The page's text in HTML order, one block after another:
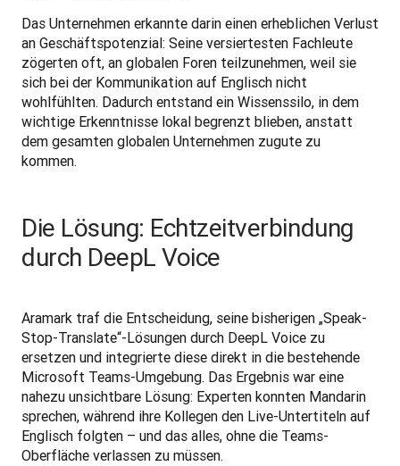
Das Unternehmen erkannte darin einen erheblichen Verlust
an Geschäftspotenzial: Seine versiertesten Fachleute
zögerten oft, an globalen Foren teilzunehmen, weil sie
sich bei der Kommunikation auf Englisch nicht
wohlfühlten. Dadurch entstand ein Wissenssilo, in dem
wichtige Erkenntnisse lokal begrenzt blieben, anstatt
dem gesamten globalen Unternehmen zugute zu
kommen.
Die Lösung: Echtzeitverbindung
durch DeepL Voice
Aramark traf die Entscheidung, seine bisherigen „Speak-
Stop-Translate“-Lösungen durch DeepL Voice zu
ersetzen und integrierte diese direkt in die bestehende
Microsoft Teams-Umgebung. Das Ergebnis war eine
nahezu unsichtbare Lösung: Experten konnten Mandarin
sprechen, während ihre Kollegen den Live-Untertiteln auf
Englisch folgten – und das alles, ohne die Teams-
Oberfläche verlassen zu müssen.